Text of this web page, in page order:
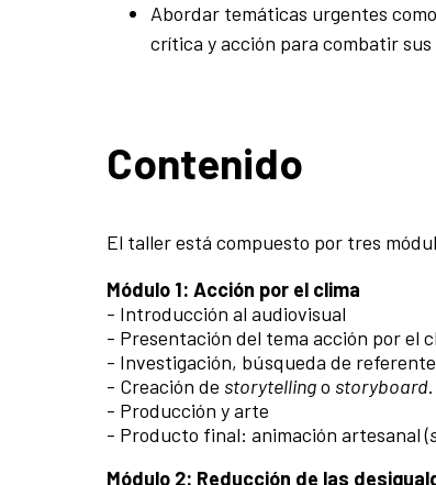
Abordar temáticas urgentes
crítica y acción para combatir sus
Contenido
El taller está compuesto por tres
Módulo 1: Acción por el clima
- Introducción al audiovisual
- Presentación del tema acción por el
- Investigación, búsqueda de
- Creación de storytellingo storyboard
- Producción y arte
- Producto final: animación artesanal (
Módulo 2: Reducción de las